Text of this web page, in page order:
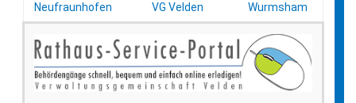
Neufraunhofen VG Velden Wurmsham